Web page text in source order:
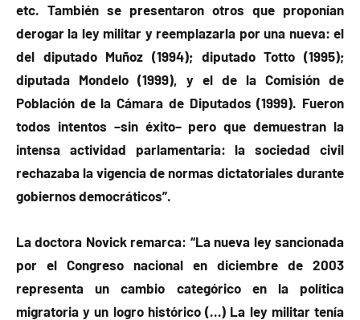
etc. También se presentaron otros que proponían
derogar la ley militar y reemplazarla por una nueva: el
del diputado Muñoz (1994); diputado Totto (1995);
diputada Mondelo (1999), y el de la Comisión de
Población de la Cámara de Diputados (1999). Fueron
todos intentos –sin éxito– pero que demuestran la
intensa actividad parlamentaria: la sociedad civil
rechazaba la vigencia de normas dictatoriales durante
gobiernos democráticos”.
La doctora Novick remarca: “La nueva ley sancionada
por el Congreso nacional en diciembre de 2003
representa un cambio categórico en la política
migratoria y un logro histórico (…) La ley militar tenía